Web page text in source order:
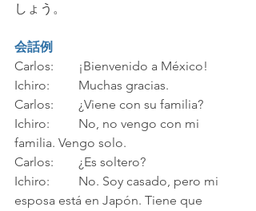
しょう。
会話例
Carlos: 	¡Bienvenido a México!
Ichiro: 	Muchas gracias.
Carlos:  	¿Viene con su familia?
Ichiro: 	No, no vengo con mi
familia. Vengo solo.
Carlos: 	¿Es soltero?
Ichiro: 	No. Soy casado, pero mi
esposa está en Japón. Tiene que